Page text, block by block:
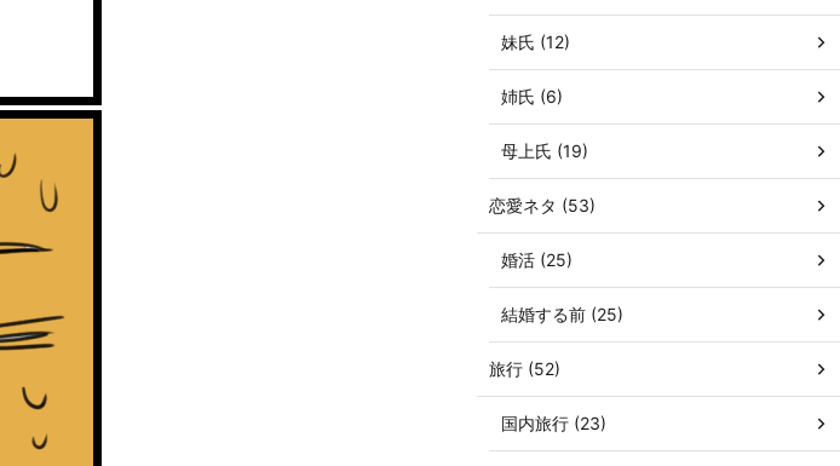
妹氏 (12)
姉氏 (6)
母上氏 (19)
恋愛ネタ (53)
婚活 (25)
結婚する前 (25)
旅行 (52)
国内旅行 (23)